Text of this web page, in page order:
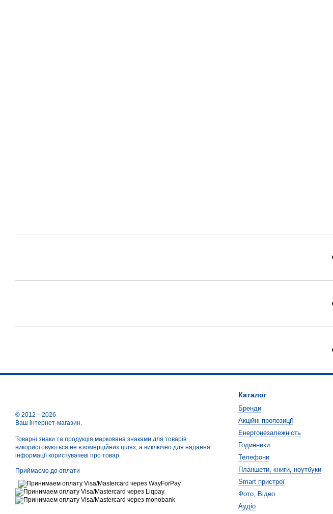
© 2012—2026
Ваш інтернет-магазин.
Товарні знаки та продукція маркована знаками для товарів
використовуються не в комерційних цілях, а виключно для надання
інформації користувачеві про товар.
Приймаємо до оплати
Каталог
Бренди
Акційні пропозиції
Енергонезалежність
Годинники
Телефони
Планшети, книги, ноутбуки
Smart пристрої
Фото, Відео
Аудіо